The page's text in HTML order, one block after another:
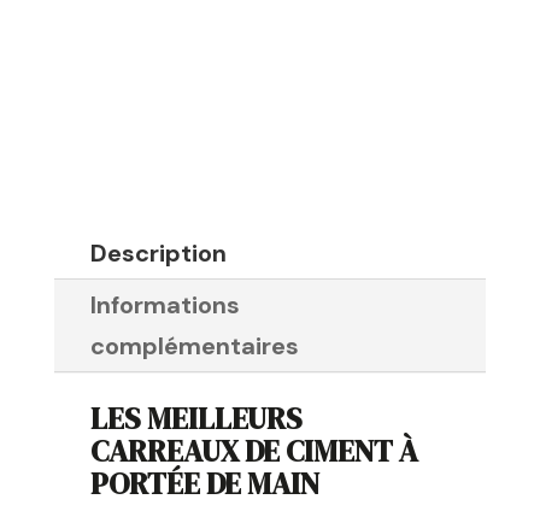
Description
Informations
complémentaires
LES MEILLEURS
CARREAUX DE CIMENT À
PORTÉE DE MAIN